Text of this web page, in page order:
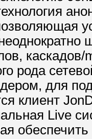
рода
для
клиент
Live